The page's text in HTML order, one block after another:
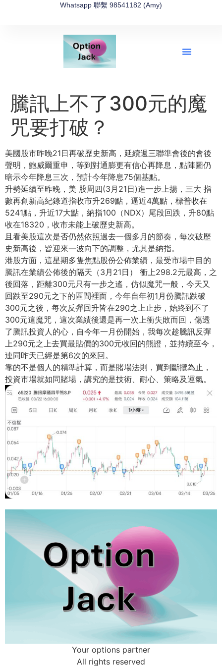
Whatsapp 聯繫 98541182 (Amy)
騰訊上不了300元的魔
咒要打破？
美國股市昨晚21日再破歷史新高，延續週三聯準會後的會後
聲明， 鮑威爾重申，等到對通膨更有信心再降息， 點陣圖仍
暗示今年降息三次，預計今年降息75個基點。
升勢延續至昨晚，美 股周四(3月21日)進一步上揚，三大 指
數再創新高紀錄道指收市升269點，逼近4萬點， 標普收在
5241點，升近17大點，納指100（NDX） 尾段回跌，升80點
收在18320，收市未能上破歷史新高。
且看美股這次是否仍然依照過去一個多月的節奏， 每次破歷
史新高後，皆迎來一波向下的調整，尤其是納指。
港股方面，這星期多隻焦點股份公佈業績， 最受市場中目的
騰訊在業績公佈後的隔天（3月21日） 衝上298.2元最高，之
後回落，距離300元只有一步之遙， 仿似魔咒一般，今天又
回跌至290元之下的區間裡面， 今年自年初1月份騰訊跌破
300元之後， 每次反彈回升皆在290之上止步，始終到不了
300元這魔咒， 這次業績後還是再一次上衝失敗而回，傷透
了騰訊投資人的心， 自今年一月份開始， 我每次趁騰訊反彈
上290元之上去買最貼價的300元收回的熊證 ，並持續至今，
連同昨天已經是第6次的來回。
靠的不是個人的精準計算，而是賭場法則，買到斷攬為止，
投資市場就如同賭場，講究的是技術、耐心、策略及運氣。
Your options partner
All rights reserved